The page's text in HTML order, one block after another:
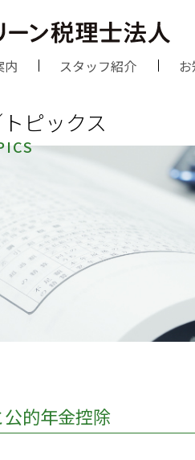
内 スタッフ紹介
ピックス
公的年金控除